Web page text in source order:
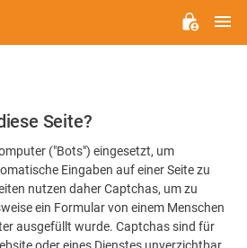
Seite?
("Bots") eingesetzt, um
Eingaben auf einer Seite zu
nutzen daher Captchas, um zu
ein Formular von einem Menschen
ausgefüllt wurde. Captchas sind für